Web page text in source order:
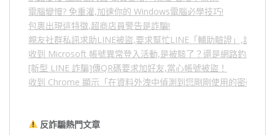
電腦變慢? 免重灌,加速你的 Windows電腦必學技巧!
包裹出現這特徵,超商店員警告是詐騙!
親友社群私訊求助LINE被盜,要求幫忙LINE「輔助驗證」,詐騙
收到 Microsoft 帳號異常登入活動,是被駭了？還是網路釣魚？
[新型 LINE 詐騙]傳QR碼要求加好友,當心帳號被盜！
收到 Chrome 顯示「在資料外洩中偵測到您剛剛使用的密碼」
反詐騙熱門文章